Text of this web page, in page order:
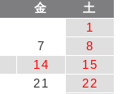
金
土
1
7
8
14
15
21
22